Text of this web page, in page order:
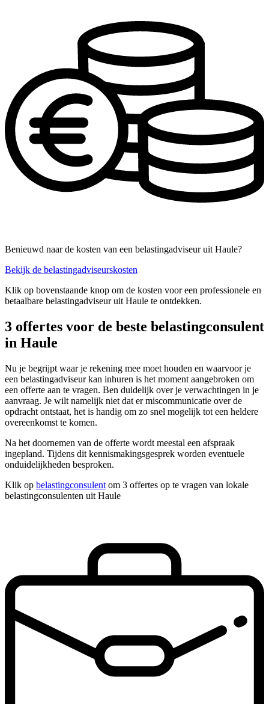
Benieuwd naar de kosten van een belastingadviseur uit Haule?
Bekijk de belastingadviseurskosten
Klik op bovenstaande knop om de kosten voor een professionele en
betaalbare belastingadviseur uit Haule te ontdekken.
3 offertes voor de beste belastingconsulent
in Haule
Nu je begrijpt waar je rekening mee moet houden en waarvoor je
een belastingadviseur kan inhuren is het moment aangebroken om
een offerte aan te vragen. Ben duidelijk over je verwachtingen in je
aanvraag. Je wilt namelijk niet dat er miscommunicatie over de
opdracht ontstaat, het is handig om zo snel mogelijk tot een heldere
overeenkomst te komen.
Na het doornemen van de offerte wordt meestal een afspraak
ingepland. Tijdens dit kennismakingsgesprek worden eventuele
onduidelijkheden besproken.
Klik op belastingconsulent om 3 offertes op te vragen van lokale
belastingconsulenten uit Haule